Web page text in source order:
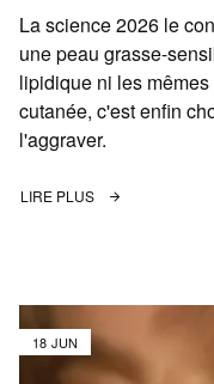
La science 2026 le
une peau grasse-
lipidique ni les
cutanée, c'est enfin
l'aggraver.
LIRE PLUS
18 JUN